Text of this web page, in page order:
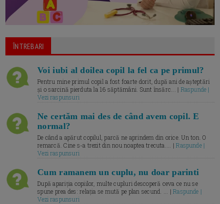
ÎNTREBARI
Voi iubi al doilea copil la fel ca pe primul?
Pentru mine primul copil a fost foarte dorit, după ani de așteptări
și o sarcină pierduta la 16 săptămâni. Sunt însărc... | Raspunde |
Vezi raspunsuri
Ne certăm mai des de când avem copil. E
normal?
De când a apărut copilul, parcă ne aprindem din orice. Un ton. O
remarcă. Cine s-a trezit din nou noaptea trecuta.... |Raspunde |
Vezi raspunsuri
Cum ramanem un cuplu, nu doar parinti
După apariția copiilor, multe cupluri descoperă ceva ce nu se
spune prea des: relația se mută pe plan secund. ... |Raspunde |
Vezi raspunsuri